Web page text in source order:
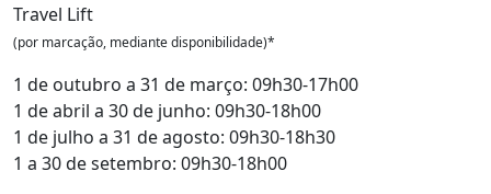
Travel Lift
(por marcação, mediante disponibilidade)*
1 de outubro a 31 de março: 09h30-17h00
1 de abril a 30 de junho: 09h30-18h00
1 de julho a 31 de agosto: 09h30-18h30
1 a 30 de setembro: 09h30-18h00